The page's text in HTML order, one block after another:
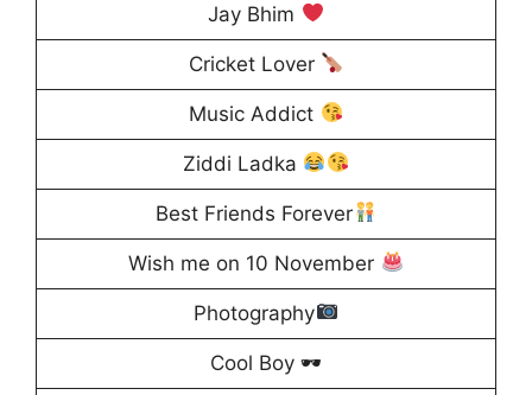
Jay Bhim
Cricket Lover
Music Addict
Ziddi Ladka
Best Friends Forever
Wish me on 10 November
Photography
Cool Boy 🕶